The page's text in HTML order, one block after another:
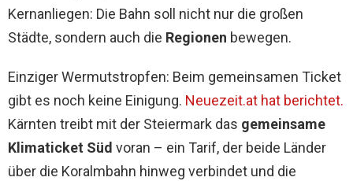
Kernanliegen: Die Bahn soll nicht nur die großen
Städte, sondern auch die Regionen bewegen.
Einziger Wermutstropfen: Beim gemeinsamen Ticket
gibt es noch keine Einigung. Neuezeit.at hat berichtet.
Kärnten treibt mit der Steiermark das gemeinsame
Klimaticket Süd voran – ein Tarif, der beide Länder
über die Koralmbahn hinweg verbindet und die